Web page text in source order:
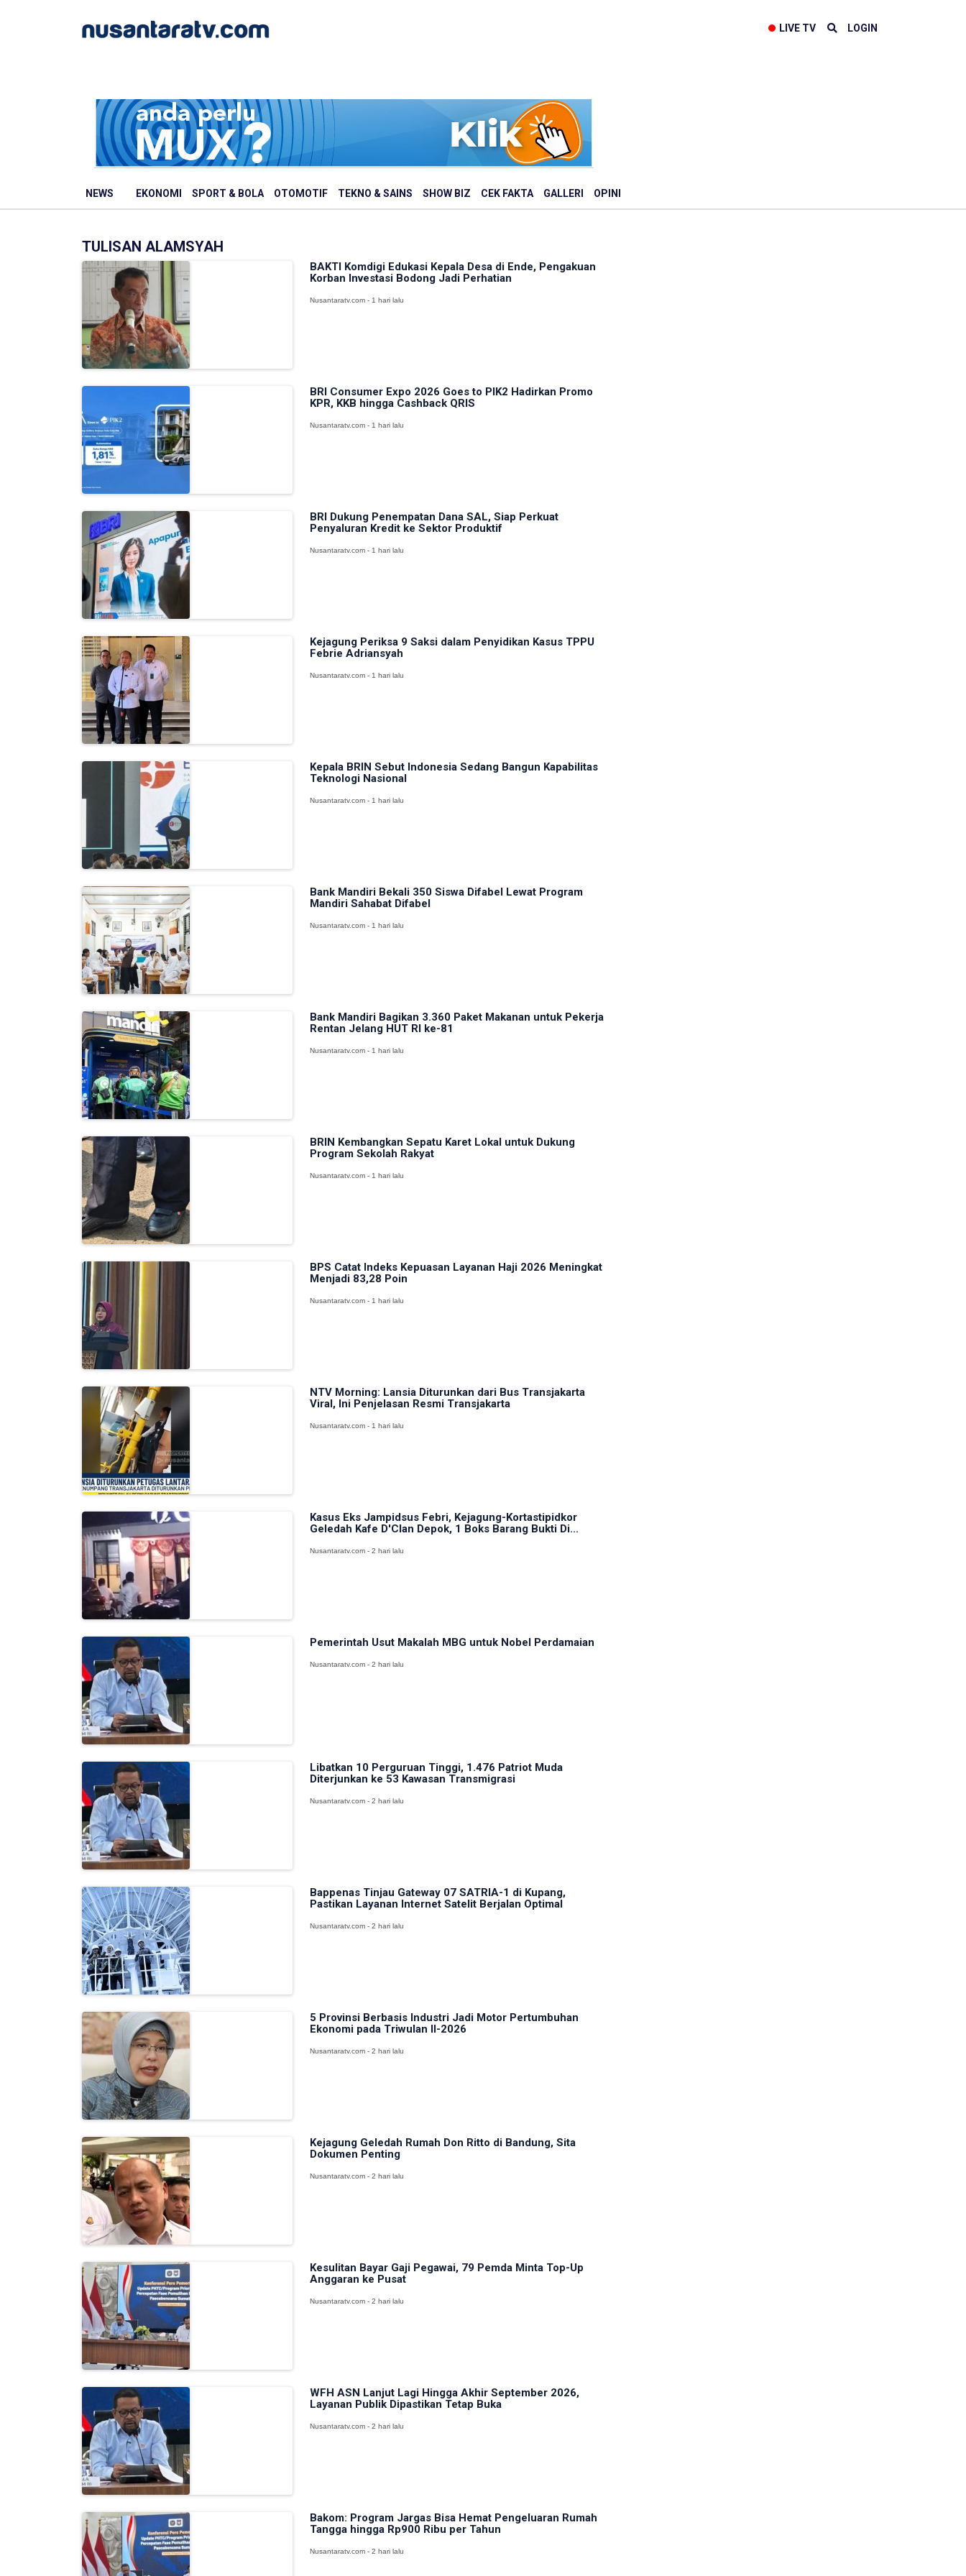
LIVE TV LOGIN
NEWS EKONOMI SPORT & BOLA OTOMOTIF TEKNO & SAINS SHOW BIZ CEK FAKTA GALLERI OPINI
TULISAN ALAMSYAH
BAKTI Komdigi Edukasi Kepala Desa di Ende, Pengakuan
Korban Investasi Bodong Jadi Perhatian
Nusantaratv.com - 1 hari lalu
BRI Consumer Expo 2026 Goes to PIK2 Hadirkan Promo
KPR, KKB hingga Cashback QRIS
Nusantaratv.com - 1 hari lalu
BRI Dukung Penempatan Dana SAL, Siap Perkuat
Penyaluran Kredit ke Sektor Produktif
Nusantaratv.com - 1 hari lalu
Kejagung Periksa 9 Saksi dalam Penyidikan Kasus TPPU
Febrie Adriansyah
Nusantaratv.com - 1 hari lalu
Kepala BRIN Sebut Indonesia Sedang Bangun Kapabilitas
Teknologi Nasional
Nusantaratv.com - 1 hari lalu
Bank Mandiri Bekali 350 Siswa Difabel Lewat Program
Mandiri Sahabat Difabel
Nusantaratv.com - 1 hari lalu
Bank Mandiri Bagikan 3.360 Paket Makanan untuk Pekerja
Rentan Jelang HUT RI ke-81
Nusantaratv.com - 1 hari lalu
BRIN Kembangkan Sepatu Karet Lokal untuk Dukung
Program Sekolah Rakyat
Nusantaratv.com - 1 hari lalu
BPS Catat Indeks Kepuasan Layanan Haji 2026 Meningkat
Menjadi 83,28 Poin
Nusantaratv.com - 1 hari lalu
NTV Morning: Lansia Diturunkan dari Bus Transjakarta
Viral, Ini Penjelasan Resmi Transjakarta
Nusantaratv.com - 1 hari lalu
Kasus Eks Jampidsus Febri, Kejagung-Kortastipidkor
Geledah Kafe D'Clan Depok, 1 Boks Barang Bukti Di...
Nusantaratv.com - 2 hari lalu
Pemerintah Usut Makalah MBG untuk Nobel Perdamaian
Nusantaratv.com - 2 hari lalu
Libatkan 10 Perguruan Tinggi, 1.476 Patriot Muda
Diterjunkan ke 53 Kawasan Transmigrasi
Nusantaratv.com - 2 hari lalu
Bappenas Tinjau Gateway 07 SATRIA-1 di Kupang,
Pastikan Layanan Internet Satelit Berjalan Optimal
Nusantaratv.com - 2 hari lalu
5 Provinsi Berbasis Industri Jadi Motor Pertumbuhan
Ekonomi pada Triwulan II-2026
Nusantaratv.com - 2 hari lalu
Kejagung Geledah Rumah Don Ritto di Bandung, Sita
Dokumen Penting
Nusantaratv.com - 2 hari lalu
Kesulitan Bayar Gaji Pegawai, 79 Pemda Minta Top-Up
Anggaran ke Pusat
Nusantaratv.com - 2 hari lalu
WFH ASN Lanjut Lagi Hingga Akhir September 2026,
Layanan Publik Dipastikan Tetap Buka
Nusantaratv.com - 2 hari lalu
Bakom: Program Jargas Bisa Hemat Pengeluaran Rumah
Tangga hingga Rp900 Ribu per Tahun
Nusantaratv.com - 2 hari lalu